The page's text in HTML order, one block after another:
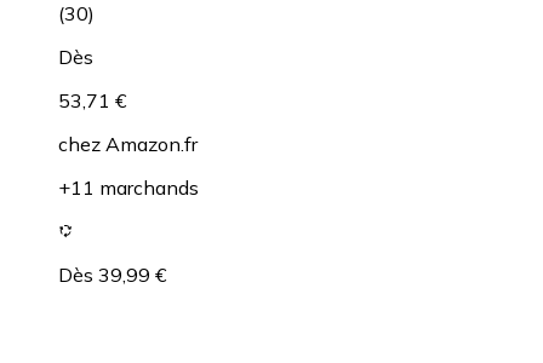
(30)
Dès
53,71 €
chez Amazon.fr
+11 marchands
Dès 39,99 €